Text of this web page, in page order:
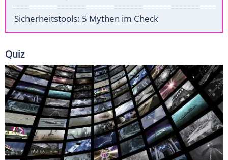
Sicherheitstools: 5 Mythen im Check
Quiz